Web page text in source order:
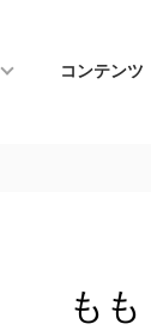
コンテンツ
も